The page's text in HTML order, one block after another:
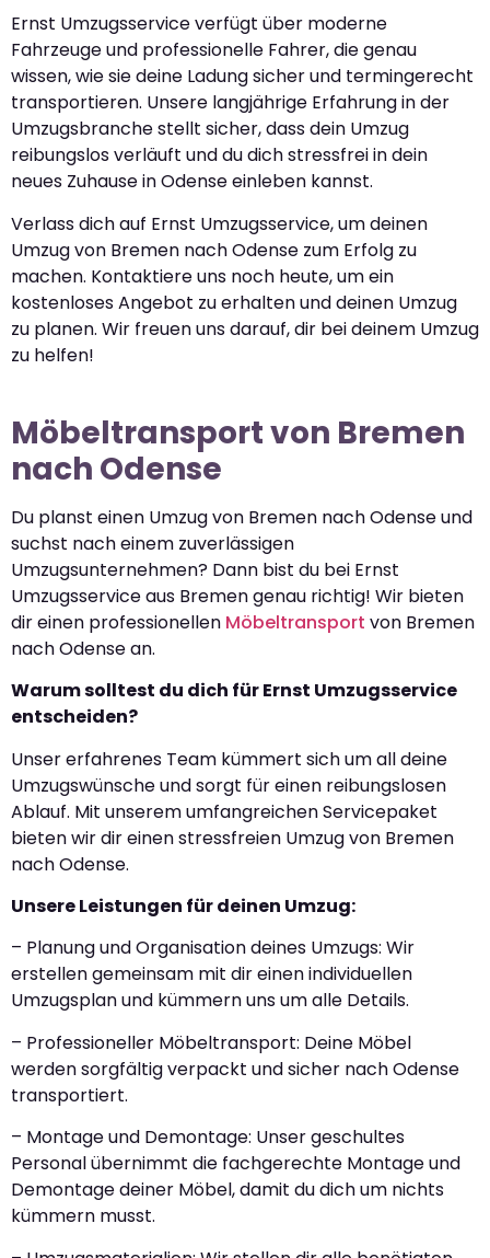
Ernst Umzugsservice verfügt über moderne
Fahrzeuge und professionelle Fahrer, die genau
wissen, wie sie deine Ladung sicher und termingerecht
transportieren. Unsere langjährige Erfahrung in der
Umzugsbranche stellt sicher, dass dein Umzug
reibungslos verläuft und du dich stressfrei in dein
neues Zuhause in Odense einleben kannst.
Verlass dich auf Ernst Umzugsservice, um deinen
Umzug von Bremen nach Odense zum Erfolg zu
machen. Kontaktiere uns noch heute, um ein
kostenloses Angebot zu erhalten und deinen Umzug
zu planen. Wir freuen uns darauf, dir bei deinem Umzug
zu helfen!
Möbeltransport von Bremen
nach Odense
Du planst einen Umzug von Bremen nach Odense und
suchst nach einem zuverlässigen
Umzugsunternehmen? Dann bist du bei Ernst
Umzugsservice aus Bremen genau richtig! Wir bieten
dir einen professionellen Möbeltransport von Bremen
nach Odense an.
Warum solltest du dich für Ernst Umzugsservice
entscheiden?
Unser erfahrenes Team kümmert sich um all deine
Umzugswünsche und sorgt für einen reibungslosen
Ablauf. Mit unserem umfangreichen Servicepaket
bieten wir dir einen stressfreien Umzug von Bremen
nach Odense.
Unsere Leistungen für deinen Umzug:
– Planung und Organisation deines Umzugs: Wir
erstellen gemeinsam mit dir einen individuellen
Umzugsplan und kümmern uns um alle Details.
– Professioneller Möbeltransport: Deine Möbel
werden sorgfältig verpackt und sicher nach Odense
transportiert.
– Montage und Demontage: Unser geschultes
Personal übernimmt die fachgerechte Montage und
Demontage deiner Möbel, damit du dich um nichts
kümmern musst.